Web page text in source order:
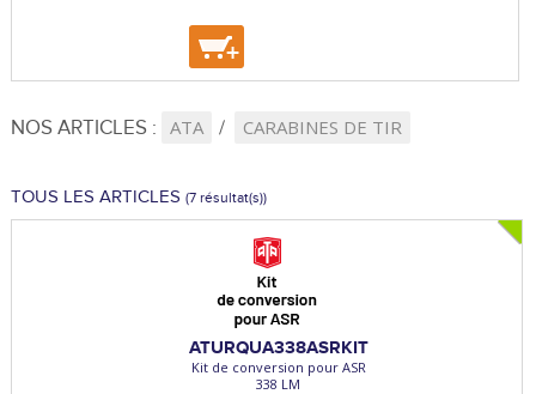
+
NOS ARTICLES : ATA CARABINES DE TIR
TOUS LES ARTICLES (7 résultat(s))
ATURQUA338ASRKIT
Kit de conversion pour ASR
338 LM